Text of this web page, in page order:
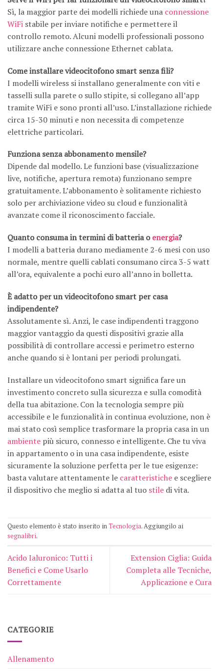
Sì, la maggior parte dei modelli richiede una connessione
WiFi stabile per inviare notifiche e permettere il
controllo remoto. Alcuni modelli professionali possono
utilizzare anche connessione Ethernet cablata.
Come installare videocitofono smart senza fili?
I modelli wireless si installano generalmente con viti e
tasselli sulla parete o sullo stipite, si collegano all’app
tramite WiFi e sono pronti all’uso. L’installazione richiede
circa 15-30 minuti e non necessita di competenze
elettriche particolari.
Funziona senza abbonamento mensile?
Dipende dal modello. Le funzioni base (visualizzazione
live, notifiche, apertura remota) funzionano sempre
gratuitamente. L’abbonamento è solitamente richiesto
solo per archiviazione video su cloud e funzionalità
avanzate come il riconoscimento facciale.
Quanto consuma in termini di batteria oenergia?
I modelli a batteria durano mediamente 2-6 mesi con uso
normale, mentre quelli cablati consumano circa 3-5 watt
all’ora, equivalente a pochi euro all’anno in bolletta.
È adatto per un videocitofono smart per casa
indipendente?
Assolutamente sì. Anzi, le case indipendenti traggono
maggior vantaggio da questi dispositivi grazie alla
possibilità di controllare accessi e perimetro esterno
anche quando si è lontani per periodi prolungati.
Installare un videocitofono smart significa fare un
investimento concreto sulla sicurezza e sulla comodità
della tua abitazione. Con la tecnologia sempre più
accessibile e le funzionalità in continua evoluzione, non è
mai stato così semplice trasformare la propria casa in un
ambiente più sicuro, connesso e intelligente. Che tu viva
in appartamento o in una casa indipendente, esiste
sicuramente la soluzione perfetta per le tue esigenze:
basta valutare attentamente le caratteristiche e scegliere
il dispositivo che meglio si adatta al tuo stile di vita.
Questo elemento è stato inserito inTecnologia. Aggiungilo ai
segnalibri.
Acido Ialuronico: Tutti i
Benefici e Come Usarlo
Correttamente
Extension Ciglia: Guida
Completa alle Tecniche,
Applicazione e Cura
CATEGORIE
Allenamento